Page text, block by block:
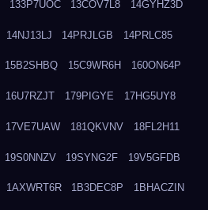
133P7UOC 13COV7L8 14GYHZ3D
14NJ13LJ 14PRJLGB 14PRLC85
15B2SHBQ 15C9WR6H 160ON64P
16U7RZJT 179PIGYE 17HG5UY8
17VE7UAW 181QKVNV 18FL2H11
19S0NNZV 19SYNG2F 19V5GFDB
1AXWRT6R 1B3DEC8P 1BHACZIN